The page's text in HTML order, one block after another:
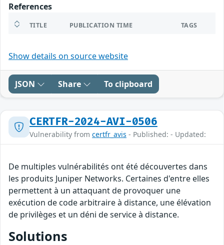
References
TITLE PUBLICATION TIME TAGS
Show details on source website
JSON Share To clipboard
CERTFR-2024-AVI-0506
Vulnerability from certfr_avis - Published: - Updated:
De multiples vulnérabilités ont été découvertes dans
les produits Juniper Networks. Certaines d'entre elles
permettent à un attaquant de provoquer une
exécution de code arbitraire à distance, une élévation
de privilèges et un déni de service à distance.
Solutions